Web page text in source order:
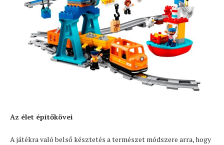
Az élet építőkövei
A játékra való belső késztetés a természet módszere arra, hogy